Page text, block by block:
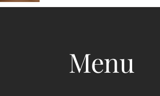
Menu